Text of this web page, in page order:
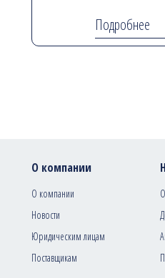
Подробнее
О компании
О компании
Новости
Юридическим лицам
Поставщикам